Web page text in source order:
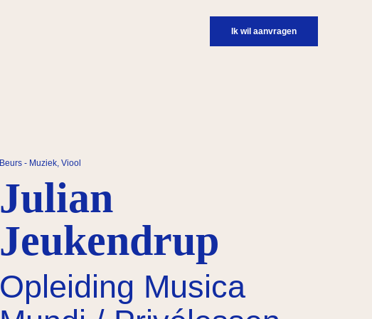
Ik wil aanvragen
Beurs - Muziek, Viool
Julian
Jeukendrup
Opleiding Musica